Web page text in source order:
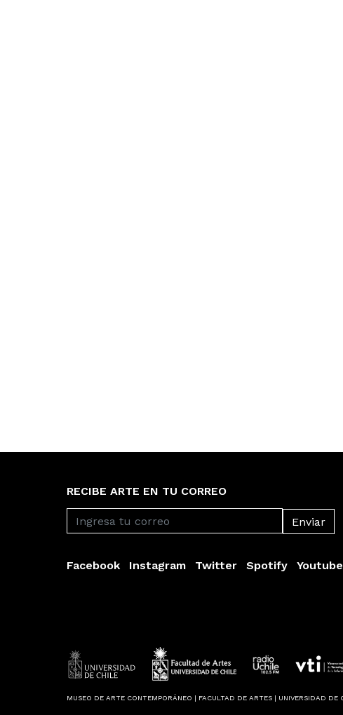
RECIBE ARTE EN TU CORREO
Facebook Instagram Twitter Spotify Youtube
MUSEO DE ARTE CONTEMPORÁNEO | FACULTAD DE ARTES | UNIVERSIDAD DE